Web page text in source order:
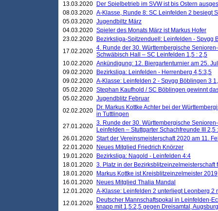
13.03.2020
Der Spielbetrieb im SVW ist bis Ostern
08.03.2020 A-Klasse, Runde 8: SC Leinfelden 2 besiegt
05.03.2020 Jugendbiltz März
04.03.2020 Spieler des Monats März ist Markus Hofer
23.02.2020
Bezirksliga-Spitzenduell: Leinfelden - Spvgg
17.02.2020 4. Runde der 30. Württembergische
Schwäbisch Hall – SC Leinfelden 1,5 : 2,5
10.02.2020 Ankündigung: 12. Biergartenturnier am 25.
09.02.2020
Bezirksliga: Leinfelden - Herrenberg 4,5:3,5
09.02.2020 A-Klasse: Leinfelden 2 - Spvgg Böblingen 3
05.02.2020 Stephan Kaufhold / SC Böblingen gewinnt
05.02.2020 Jugendblitz Februar
02.02.2020
Dr. Markus Kottke Achter bei der
in Tuttlingen
27.01.2020 3. Runde der 30. Württembergische
Leinfelden – Stuttgarter Schachfreunde III 2,5
26.01.2020 Start der Vereinsmeisterschaft 2020 am 11.
22.01.2020
Neues Mitglied Friedrich Knörzer
19.01.2020
Bezirksliga: Nagold - Leinfelden 4:4
18.01.2020 3. Platz in der Bezirksblitzeinzelmeisterschaft
18.01.2020
Markus Kottke ist Kreisblitzeinzelmeister 2019
16.01.2020
Neues Mitglied Thalia Mandal
12.01.2020 A-Klasse: Leinfelden 2 unterliegt Leonberg 2
12.01.2020
Deutscher Mannschaftspokal in Leinfelden-
knapp mit 1,5:2,5 gegen Dreisamtal,